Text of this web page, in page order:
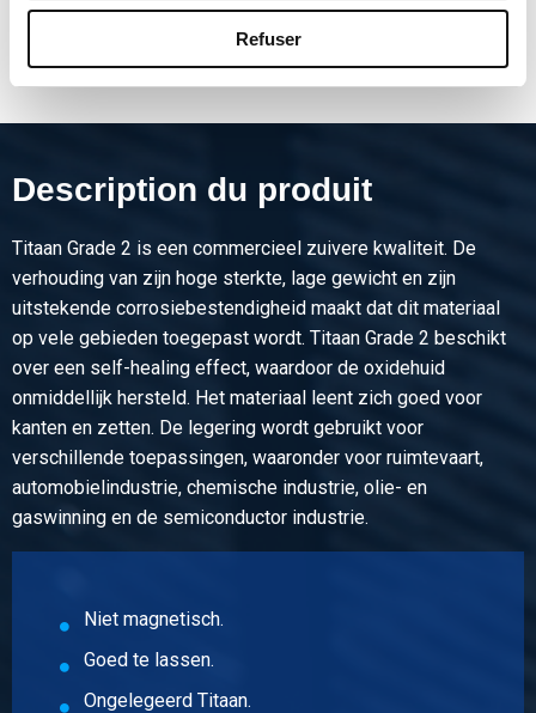
Refuser
Description du produit
Titaan Grade 2 is een commercieel zuivere kwaliteit. De
verhouding van zijn hoge sterkte, lage gewicht en zijn
uitstekende corrosiebestendigheid maakt dat dit materiaal
op vele gebieden toegepast wordt. Titaan Grade 2 beschikt
over een self-healing effect, waardoor de oxidehuid
onmiddellijk hersteld. Het materiaal leent zich goed voor
kanten en zetten. De legering wordt gebruikt voor
verschillende toepassingen, waaronder voor ruimtevaart,
automobielindustrie, chemische industrie, olie- en
gaswinning en de semiconductor industrie.
Niet magnetisch.
Goed te lassen.
Ongelegeerd Titaan.